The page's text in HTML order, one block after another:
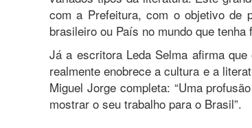
com a Prefeitura, com o objetivo de
brasileiro ou País no mundo que
Já a escritora Leda Selma afirma
realmente enobrece a cultura e a
Miguel Jorge completa: “Uma
mostrar o seu trabalho para o Brasil”.